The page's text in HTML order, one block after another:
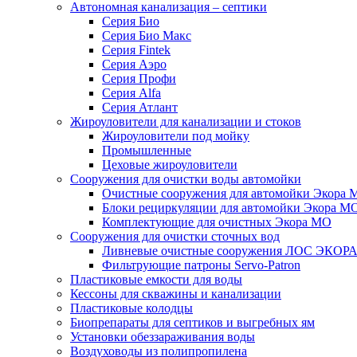
Автономная канализация – септики
Серия Био
Серия Био Макс
Серия Fintek
Серия Аэро
Серия Профи
Серия Alfa
Серия Атлант
Жироуловители для канализации и стоков
Жироуловители под мойку
Промышленные
Цеховые жироуловители
Сооружения для очистки воды автомойки
Очистные сооружения для автомойки Экора
Блоки рециркуляции для автомойки Экора
Комплектующие для очистных Экора МО
Сооружения для очистки сточных вод
Ливневые очистные сооружения ЛОС ЭКОРА
Фильтрующие патроны Servo-Patron
Пластиковые емкости для воды
Кессоны для скважины и канализации
Пластиковые колодцы
Биопрепараты для септиков и выгребных ям
Установки обеззараживания воды
Воздуховоды из полипропилена